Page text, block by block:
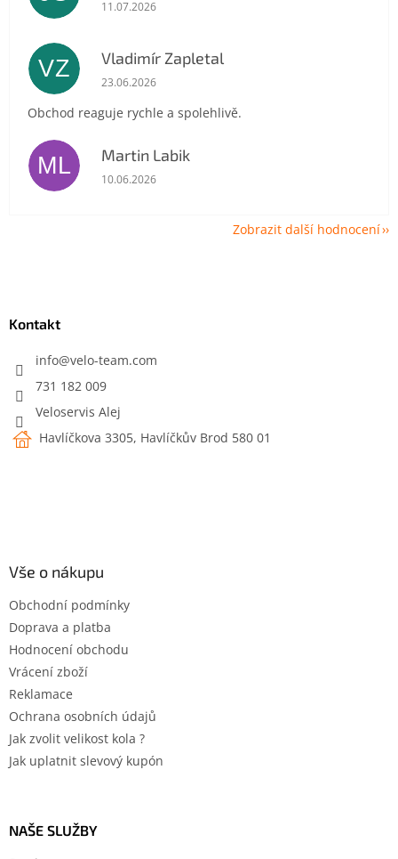
11.07.2026
VZ Vladimír Zapletal
Hodnocení obchodu je 5 z 5 hvězdiček.
23.06.2026
Obchod reaguje rychle a spolehlivě.
ML Martin Labik
Hodnocení obchodu je 5 z 5 hvězdiček.
10.06.2026
Zobrazit další hodnocení
Kontakt
info@velo-team.com
731 182 009
Veloservis Alej
Havlíčkova 3305, Havlíčkův Brod 580 01
Vše o nákupu
Obchodní podmínky
Doprava a platba
Hodnocení obchodu
Vrácení zboží
Reklamace
Ochrana osobních údajů
Jak zvolit velikost kola ?
Jak uplatnit slevový kupón
NAŠE SLUŽBY